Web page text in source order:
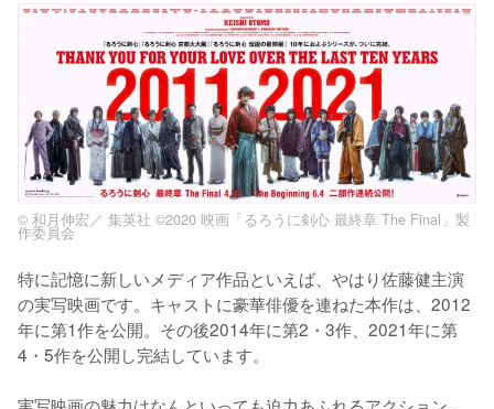
© 和月伸宏／ 集英社 ©2020 映画「るろうに剣心 最終章 The Final」製
作委員会
特に記憶に新しいメディア作品といえば、やはり佐藤健主演
の実写映画です。キャストに豪華俳優を連ねた本作は、2012
年に第1作を公開。その後2014年に第2・3作、2021年に第
4・5作を公開し完結しています。